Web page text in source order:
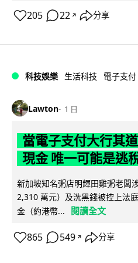
205 22 ↗ 分享
科技娛樂 生活科技 電子支付
Lawton 1 日
當電子支付大行其
現金 唯一可能是逃
新加坡知名粥店明輝田雞粥老闆
2,310 萬元）及洗黑錢被控上法
金（約港幣...
閱讀全文
865 549 ↗ 分享